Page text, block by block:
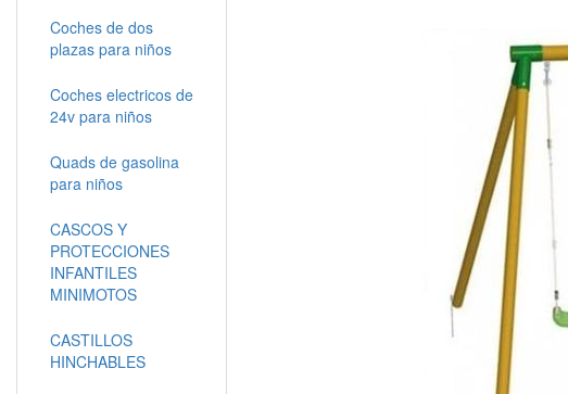
Coches de dos
plazas para niños
Coches electricos de
24v para niños
Quads de gasolina
para niños
CASCOS Y
PROTECCIONES
INFANTILES
MINIMOTOS
CASTILLOS
HINCHABLES